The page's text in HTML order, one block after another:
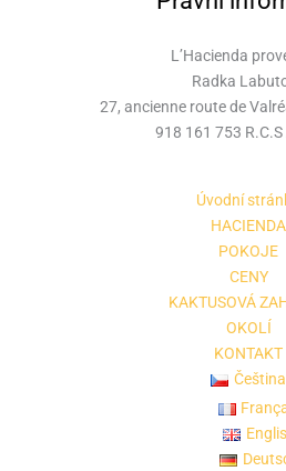
L’Hacienda
Radka
27, ancienne route de
918 161 753
Úvodní
HACIENDA
POKOJE
CENY
KAKTUSOVÁ
OKOLÍ
KONTAKT
Čeština